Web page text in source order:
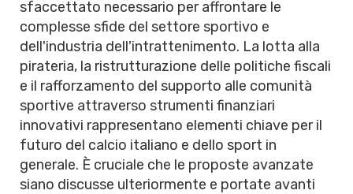
sfaccettato necessario per affrontare le
complesse sfide del settore sportivo e
dell'industria dell'intrattenimento. La lotta alla
pirateria, la ristrutturazione delle politiche fiscali
e il rafforzamento del supporto alle comunità
sportive attraverso strumenti finanziari
innovativi rappresentano elementi chiave per il
futuro del calcio italiano e dello sport in
generale. È cruciale che le proposte avanzate
siano discusse ulteriormente e portate avanti